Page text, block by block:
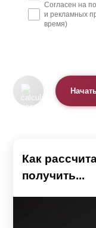
Согласен на
и рекламных
время)
Как
получить...